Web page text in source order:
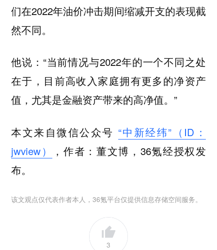
们在2022年油价冲击期间缩减开支的表现截
然不同。
他说：“当前情况与2022年的一个不同之处
在于，目前高收入家庭拥有更多的净资产
值，尤其是金融资产带来的高净值。”
本文来自微信公众号 “中新经纬”（ID：
jwview）
，作者：董文博，36氪经授权发
布。
该文观点仅代表作者本人，36氪平台仅提供信息存储空间服务。
3